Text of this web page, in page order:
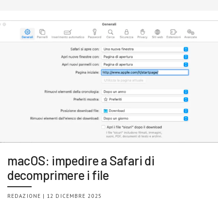
macOS: impedire a Safari di
decomprimere i file
REDAZIONE | 12 DICEMBRE 2025